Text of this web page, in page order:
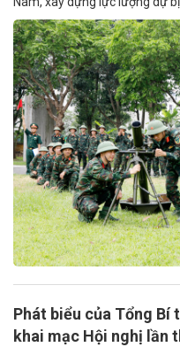
Phát biểu của Tổng Bí
khai mạc Hội nghị lần